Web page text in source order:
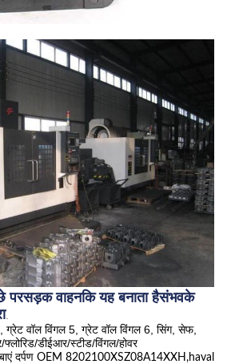
परसड़क वाहनकि यह बनाता हैसंभवके
.
वॉल विंगल 5, ग्रेट वॉल विंगल 6, सिंग, सेफ,
डीईआर/स्टीड/विंगल/होवर
दर्पण OEM 8202100XSZ08A14XXH,haval